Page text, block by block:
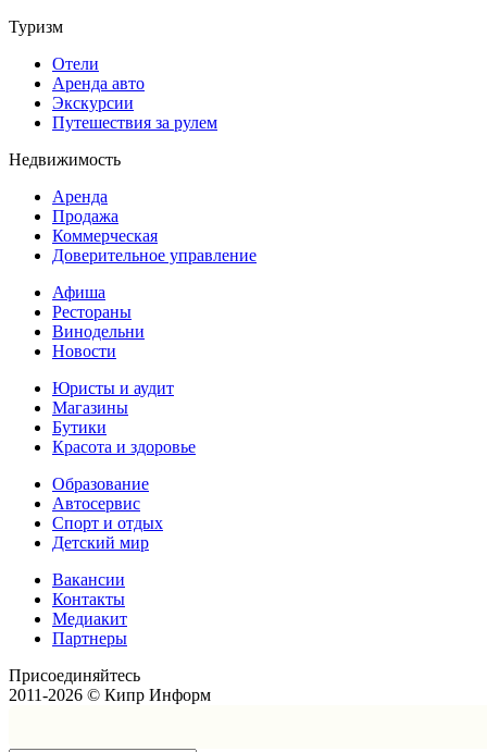
Туризм
Отели
Аренда авто
Экскурсии
Путешествия за рулем
Недвижимость
Аренда
Продажа
Коммерческая
Доверительное управление
Афиша
Рестораны
Винодельни
Новости
Юристы и аудит
Магазины
Бутики
Красота и здоровье
Образование
Автосервис
Спорт и отдых
Детский мир
Вакансии
Контакты
Медиакит
Партнеры
Присоединяйтесь
2011-2026 © Кипр Информ